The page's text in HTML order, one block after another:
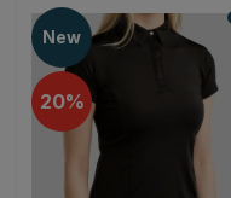
New
20